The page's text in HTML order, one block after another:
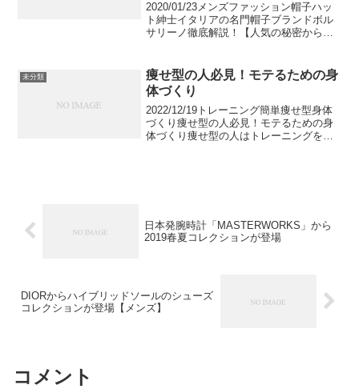
2020/01/23メンズファッション帽子ハッ
ト紳士イタリアの名門帽子ブランドボル
サリーノ徹底解説！【人気の秘密から最
について徹底解説します。ボルサリーノ
の成り立ちから...
未分類
痩せ型の人必見！モテるための身
体づくり
2022/12/19トレーニング簡単痩せ型身体
づくり痩せ型の人必見！モテるための身
体づくり痩せ型の人はトレーニングをし
日本発腕時計「MASTERWORKS」から
2019春夏コレクションが登場
DIORからハイブリッドソールのシューズ
コレクションが登場【メンズ】
コメント